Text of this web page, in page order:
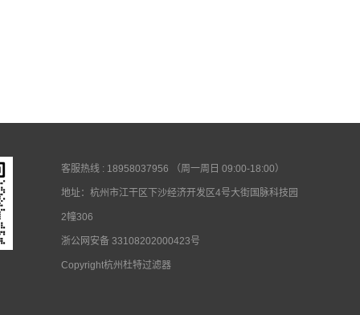
客服热线 : 18958037956 （周一周日 09:00-18:00）
地址：杭州市江干区下沙经济开发区4号大街国脉科技园
2幢306
浙公网安备 33108202000423号
Copyright杭州杜特过滤器